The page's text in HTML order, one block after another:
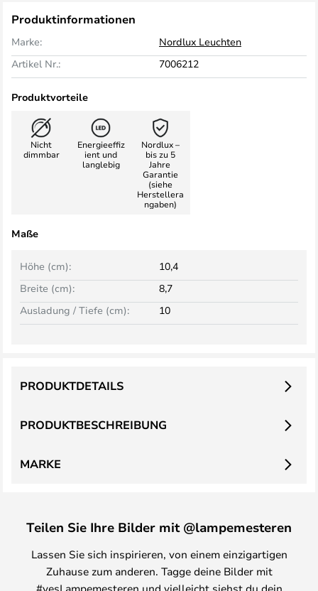
Produktinformationen
Marke:
Nordlux Leuchten
Artikel Nr.:
7006212
Produktvorteile
Nicht
dimmbar
Energieeffiz
ient und
langlebig
Nordlux –
bis zu 5
Jahre
Garantie
(siehe
Herstellera
ngaben)
Maße
Breite (cm): 8,7
Höhe (cm): 10,4
Ausladung / Tiefe (cm): 10
PRODUKTBESCHREIBUNG
PRODUKTDETAILS
MARKE
Teilen Sie Ihre Bilder mit @lampemesteren
Lassen Sie sich inspirieren, von einem einzigartigen
Zuhause zum anderen. Tagge deine Bilder mit
#yesLampemesteren und vielleicht siehst du dein